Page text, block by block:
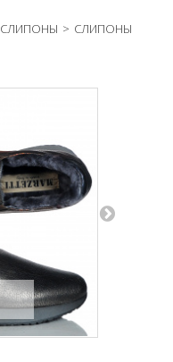
СЛИПОНЫ > СЛИПОНЫ